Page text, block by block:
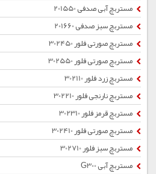
مستربچ آبی صدفی 201550
مستربچ سبز صدفی 201660
مستربچ صورتی فلور 302450
مستربچ صورتی فلور 302550
مستربچ زرد فلور 302110
مستربچ نارنجی فلور 302210
مستربچ قرمز فلور 302310
مستربچ صورتی فلور 302410
مستربچ سبز فلور 302710
مستربچ آبی G300